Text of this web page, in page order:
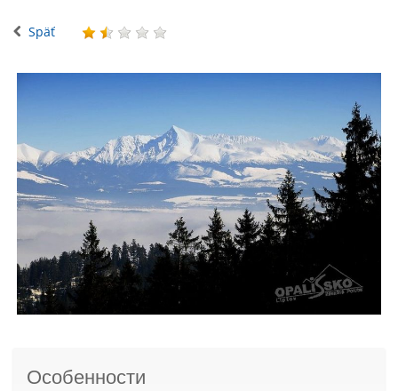
Späť
Особенности